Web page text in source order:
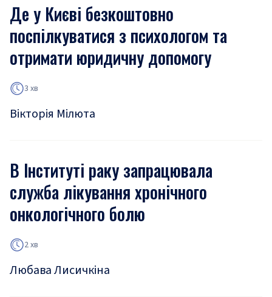
Де у Києві безкоштовно
поспілкуватися з психологом та
отримати юридичну допомогу
3 хв
Вікторія Мілюта
В Інституті раку запрацювала
служба лікування хронічного
онкологічного болю
2 хв
Любава Лисичкіна